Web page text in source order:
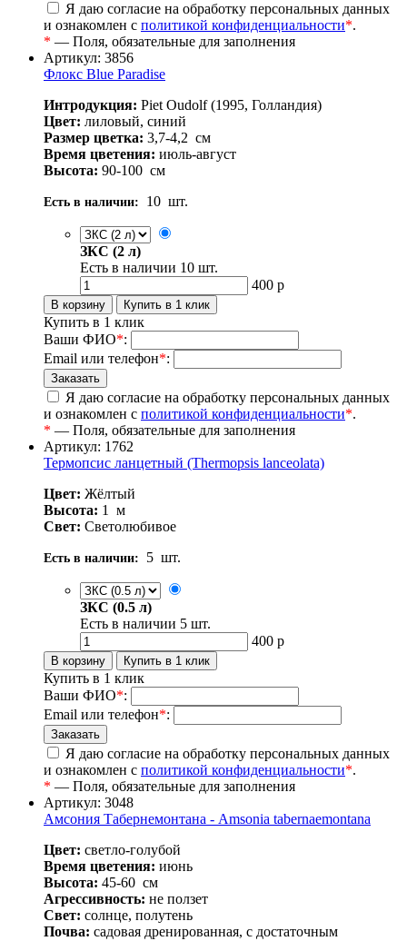
Я даю согласие на обработку персональных данных
и ознакомлен с политикой конфиденциальности*.
* — Поля, обязательные для заполнения
Артикул: 3856
Флокс Blue Paradise
Интродукция: Piet Oudolf (1995, Голландия)
Цвет: лиловый, синий
Размер цветка: 3,7-4,2 см
Время цветения: июль-август
Высота: 90-100 см
Есть в наличии: 10 шт.
ЗКС (2 л)
Есть в наличии 10 шт.
400 р
Купить в 1 клик
Ваши ФИО*:
Email или телефон*:
Я даю согласие на обработку персональных данных
и ознакомлен с политикой конфиденциальности*.
* — Поля, обязательные для заполнения
Артикул: 1762
Термопсис ланцетный (Thermopsis lanceolata)
Цвет: Жёлтый
Высота: 1
м
Свет: Светолюбивое
Есть в наличии: 5 шт.
ЗКС (0.5 л)
Есть в наличии 5 шт.
400 р
Купить в 1 клик
Ваши ФИО*:
Email или телефон*:
Я даю согласие на обработку персональных данных
и ознакомлен с политикой конфиденциальности*.
* — Поля, обязательные для заполнения
Артикул: 3048
Амсония Табернемонтана - Amsonia tabernaemontana
Цвет: светло-голубой
Время цветения: июнь
Высота: 45-60 см
Агрессивность: не ползет
Свет: солнце, полутень
Почва: садовая дренированная, с достаточным